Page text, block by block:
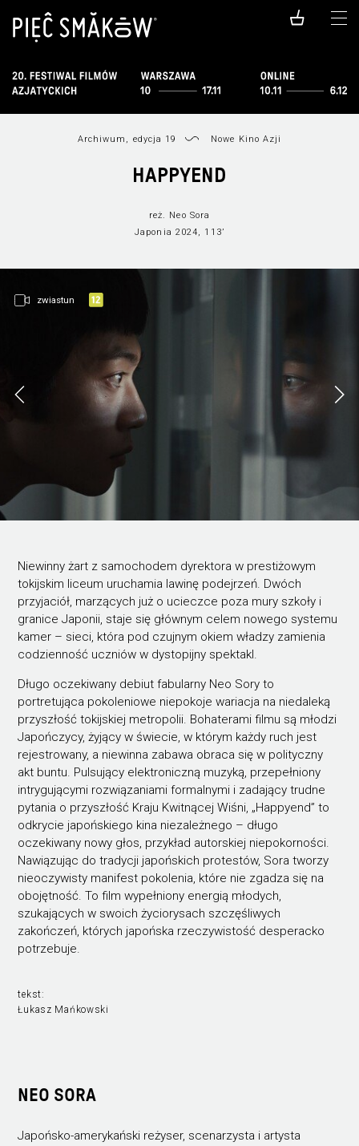
Archiwum, edycja 19 Nowe Kino Azji
HAPPYEND
reż. Neo Sora
Japonia 2024, 113’
zwiastun
Niewinny żart z samochodem dyrektora w prestiżowym
tokijskim liceum uruchamia lawinę podejrzeń. Dwóch
przyjaciół, marzących już o ucieczce poza mury szkoły i
granice Japonii, staje się głównym celem nowego systemu
kamer – sieci, która pod czujnym okiem władzy zamienia
codzienność uczniów w dystopijny spektakl.
Długo oczekiwany debiut fabularny Neo Sory to
portretująca pokoleniowe niepokoje wariacja na niedaleką
przyszłość tokijskiej metropolii. Bohaterami filmu są młodzi
Japończycy, żyjący w świecie, w którym każdy ruch jest
rejestrowany, a niewinna zabawa obraca się w polityczny
akt buntu. Pulsujący elektroniczną muzyką, przepełniony
intrygującymi rozwiązaniami formalnymi i zadający trudne
pytania o przyszłość Kraju Kwitnącej Wiśni, „Happyend” to
odkrycie japońskiego kina niezależnego – długo
oczekiwany nowy głos, przykład autorskiej niepokorności.
Nawiązując do tradycji japońskich protestów, Sora tworzy
nieoczywisty manifest pokolenia, które nie zgadza się na
obojętność. To film wypełniony energią młodych,
szukających w swoich życiorysach szczęśliwych
zakończeń, których japońska rzeczywistość desperacko
potrzebuje.
tekst:
Łukasz Mańkowski
NEO SORA
Japońsko-amerykański reżyser, scenarzysta i artysta